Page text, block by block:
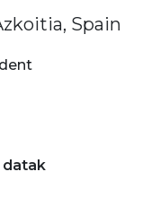
Spain
datak